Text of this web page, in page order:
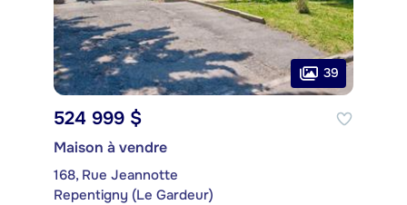
39
524 999 $
Maison à vendre
168, Rue Jeannotte
Repentigny (Le Gardeur)